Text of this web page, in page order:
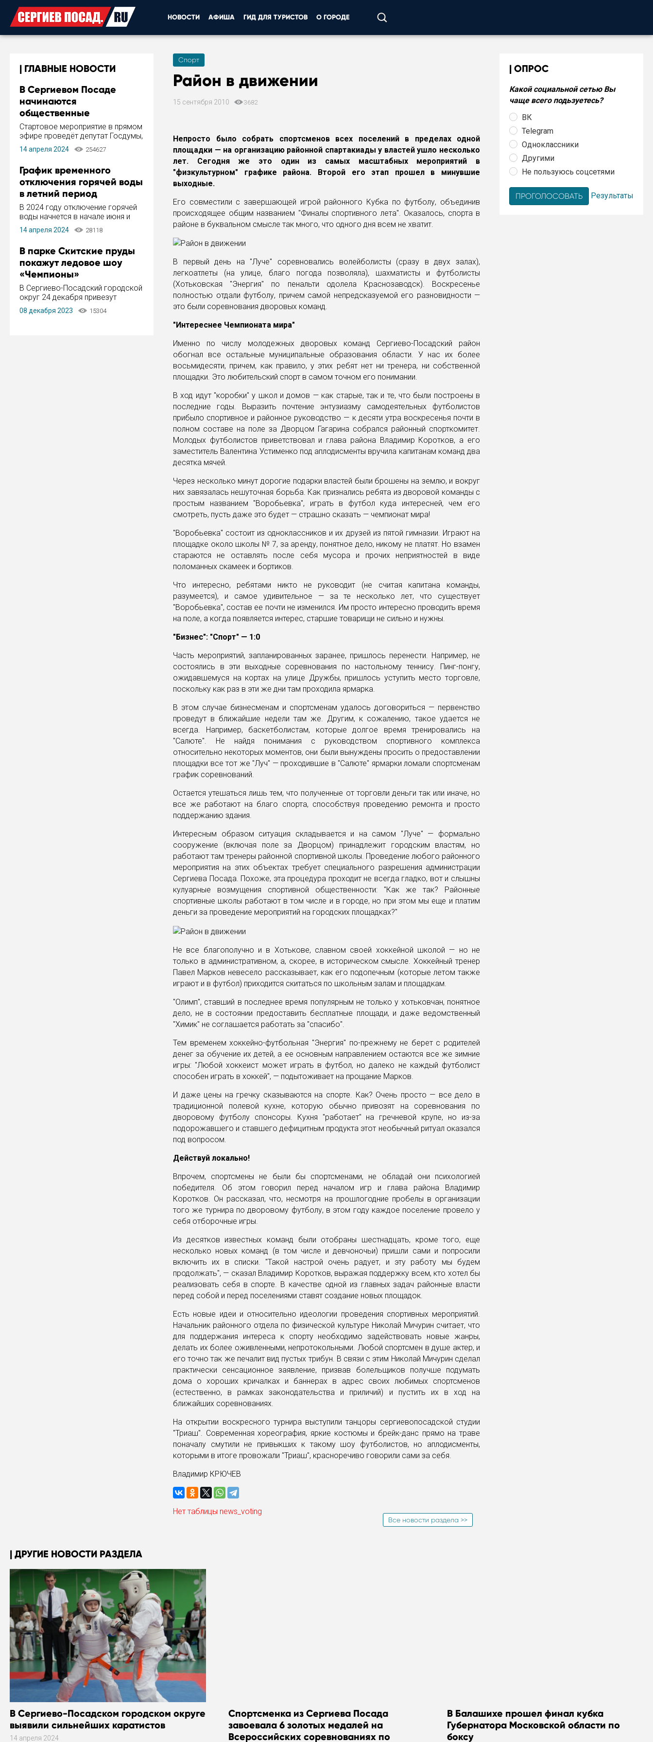
НОВОСТИ АФИША ГИД ДЛЯ ТУРИСТОВ О ГОРОДЕ
ГЛАВНЫЕ НОВОСТИ
В Сергиевом Посаде
начинаются
общественные
обсуждения Стратегии
развития города
Стартовое мероприятие в прямом
эфире проведёт депутат Госдумы,
инициатор и автор Концепции
развития Сергиева Посада и
Пахомов.
14 апреля 2024 254627
График временного
отключения горячей воды
в летний период
В 2024 году отключение горячей
воды начнется в начале июня и
завершится в конце августа.
Период отключения составит не
14 апреля 2024 28118
В парке Скитские пруды
покажут ледовое шоу
«Чемпионы»
В Сергиево-Посадский городской
округ 24 декабря привезут
ледовый тур «Чемпионы»
заслуженного мастера спорта,
08 декабря 2023 15304
Спорт
Район в движении
15 сентября 2010 3682
Непросто было собрать спортсменов всех поселений в пределах одной
площадки — на организацию районной спартакиады у властей ушло несколько
лет. Сегодня же это один из самых масштабных мероприятий в
"физкультурном" графике района. Второй его этап прошел в минувшие
выходные.
Его совместили с завершающей игрой районного Кубка по футболу, объединив
происходящее общим названием "Финалы спортивного лета". Оказалось, спорта в
районе в буквальном смысле так много, что одного дня всем не хватит.
В первый день на "Луче" соревновались волейболисты (сразу в двух залах),
легкоатлеты (на улице, благо погода позволяла), шахматисты и футболисты
(Хотьковская "Энергия" по пенальти одолела Краснозаводск). Воскресенье
полностью отдали футболу, причем самой непредсказуемой его разновидности —
это были соревнования дворовых команд.
"Интереснее Чемпионата мира"
Именно по числу молодежных дворовых команд Сергиево-Посадский район
обогнал все остальные муниципальные образования области. У нас их более
восьмидесяти, причем, как правило, у этих ребят нет ни тренера, ни собственной
площадки. Это любительский спорт в самом точном его понимании.
В ход идут "коробки" у школ и домов — как старые, так и те, что были построены в
последние годы. Выразить почтение энтузиазму самодеятельных футболистов
прибыло спортивное и районное руководство — к десяти утра воскресенья почти в
полном составе на поле за Дворцом Гагарина собрался районный спорткомитет.
Молодых футболистов приветствовал и глава района Владимир Коротков, а его
заместитель Валентина Устименко под аплодисменты вручила капитанам команд два
десятка мячей.
Через несколько минут дорогие подарки властей были брошены на землю, и вокруг
них завязалась нешуточная борьба. Как признались ребята из дворовой команды с
простым названием "Воробьевка", играть в футбол куда интересней, чем его
смотреть, пусть даже это будет — страшно сказать — чемпионат мира!
"Воробьевка" состоит из одноклассников и их друзей из пятой гимназии. Играют на
площадке около школы № 7, за аренду, понятное дело, никому не платят. Но взамен
стараются не оставлять после себя мусора и прочих неприятностей в виде
поломанных скамеек и бортиков.
Что интересно, ребятами никто не руководит (не считая капитана команды,
разумеется), и самое удивительное — за те несколько лет, что существует
"Воробьевка", состав ее почти не изменился. Им просто интересно проводить время
на поле, а когда появляется интерес, старшие товарищи не сильно и нужны.
"Бизнес": "Спорт" — 1:0
Часть мероприятий, запланированных заранее, пришлось перенести. Например, не
состоялись в эти выходные соревнования по настольному теннису. Пинг-понгу,
ожидавшемуся на кортах на улице Дружбы, пришлось уступить место торговле,
поскольку как раз в эти же дни там проходила ярмарка.
В этом случае бизнесменам и спортсменам удалось договориться — первенство
проведут в ближайшие недели там же. Другим, к сожалению, такое удается не
всегда. Например, баскетболистам, которые долгое время тренировались на
"Салюте". Не найдя понимания с руководством спортивного комплекса
относительно некоторых моментов, они были вынуждены просить о предоставлении
площадки все тот же "Луч" — проходившие в "Салюте" ярмарки ломали спортсменам
график соревнований.
Остается утешаться лишь тем, что полученные от торговли деньги так или иначе, но
все же работают на благо спорта, способствуя проведению ремонта и просто
поддержанию здания.
Интересным образом ситуация складывается и на самом "Луче" — формально
сооружение (включая поле за Дворцом) принадлежит городским властям, но
работают там тренеры районной спортивной школы. Проведение любого районного
мероприятия на этих объектах требует специального разрешения администрации
Сергиева Посада. Похоже, эта процедура проходит не всегда гладко, вот и слышны
кулуарные возмущения спортивной общественности: "Как же так? Районные
спортивные школы работают в том числе и в городе, но при этом мы еще и платим
деньги за проведение мероприятий на городских площадках?"
Не все благополучно и в Хотькове, славном своей хоккейной школой — но не
только в административном, а, скорее, в историческом смысле. Хоккейный тренер
Павел Марков невесело рассказывает, как его подопечным (которые летом также
играют и в футбол) приходится скитаться по школьным залам и площадкам.
"Олимп", ставший в последнее время популярным не только у хотьковчан, понятное
дело, не в состоянии предоставить бесплатные площади, и даже ведомственный
"Химик" не соглашается работать за "спасибо".
Тем временем хоккейно-футбольная "Энергия" по-прежнему не берет с родителей
денег за обучение их детей, а ее основным направлением остаются все же зимние
игры: "Любой хоккеист может играть в футбол, но далеко не каждый футболист
способен играть в хоккей", — подытоживает на прощание Марков.
И даже цены на гречку сказываются на спорте. Как? Очень просто — все дело в
традиционной полевой кухне, которую обычно привозят на соревнования по
дворовому футболу спонсоры. Кухня "работает" на гречневой крупе, но из-за
подорожавшего и ставшего дефицитным продукта этот необычный ритуал оказался
под вопросом.
Действуй локально!
Впрочем, спортсмены не были бы спортсменами, не обладай они психологией
победителя. Об этом говорил перед началом игр и глава района Владимир
Коротков. Он рассказал, что, несмотря на прошлогодние пробелы в организации
того же турнира по дворовому футболу, в этом году каждое поселение провело у
себя отборочные игры.
Из десятков известных команд были отобраны шестнадцать, кроме того, еще
несколько новых команд (в том числе и девчоночьи) пришли сами и попросили
включить их в списки. "Такой настрой очень радует, и эту работу мы будем
продолжать", — сказал Владимир Коротков, выражая поддержку всем, кто хотел бы
реализовать себя в спорте. В качестве одной из главных задач районные власти
перед собой и перед поселениями ставят создание новых площадок.
Есть новые идеи и относительно идеологии проведения спортивных мероприятий.
Начальник районного отдела по физической культуре Николай Мичурин считает, что
для поддержания интереса к спорту необходимо задействовать новые жанры,
делать их более оживленными, непротокольными. Любой спортсмен в душе актер, и
его точно так же печалит вид пустых трибун. В связи с этим Николай Мичурин сделал
практически сенсационное заявление, призвав болельщиков получше подумать
дома о хороших кричалках и баннерах в адрес своих любимых спортсменов
(естественно, в рамках законодательства и приличий) и пустить их в ход на
ближайших соревнованиях.
На открытии воскресного турнира выступили танцоры сергиевопосадской студии
"Триаш". Современная хореография, яркие костюмы и брейк-данс прямо на траве
поначалу смутили не привыкших к такому шоу футболистов, но аплодисменты,
которыми в итоге провожали "Триаш", красноречиво говорили сами за себя.
Владимир КРЮЧЕВ
Нет таблицы news_voting
Все новости раздела >>
ОПРОС
Какой социальной сетью Вы
чаще всего подьзуетесь?
ВК
Telegram
Одноклассники
Другими
Не пользуюсь соцсетями
Результаты
ДРУГИЕ НОВОСТИ РАЗДЕЛА
В Сергиево-Посадском городском округе
выявили сильнейших каратистов
14 апреля 2024
Спортсменка из Сергиева Посада
завоевала 6 золотых медалей на
Всероссийских соревнованиях по
В Балашихе прошел финал кубка
Губернатора Московской области по
боксу